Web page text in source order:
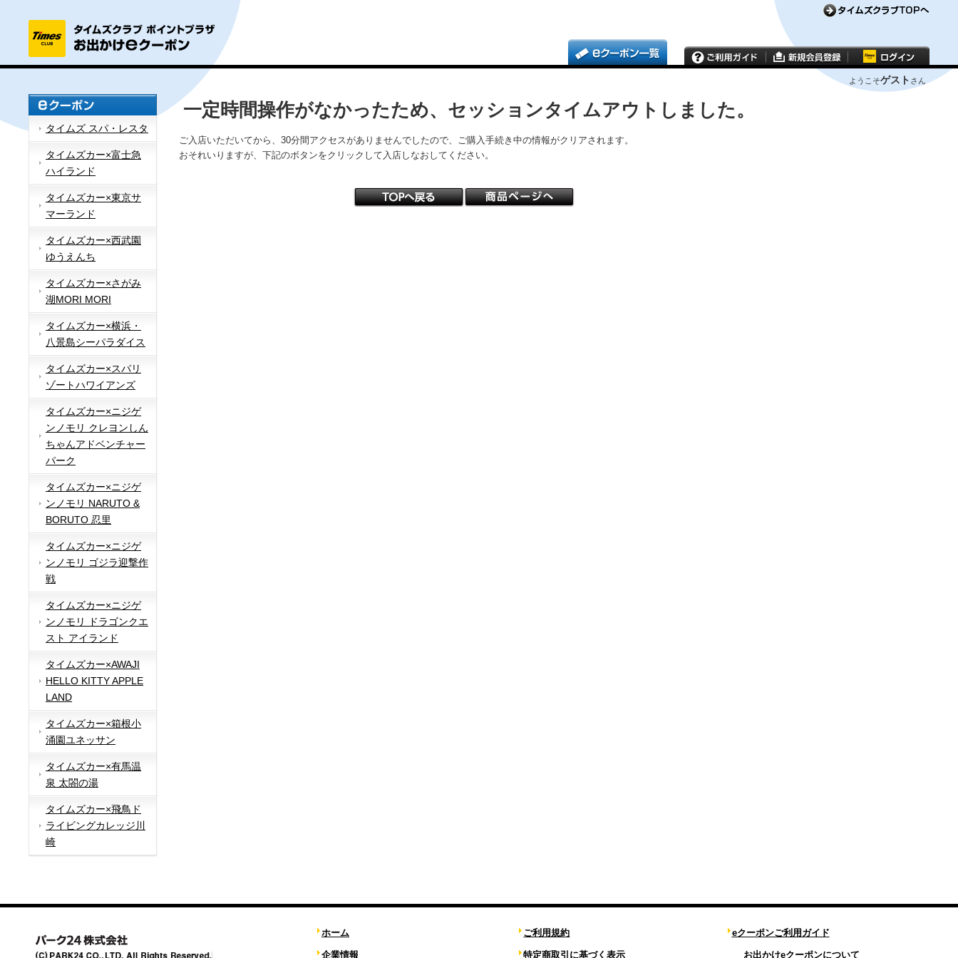
ようこそゲスト さん
タイムズ スパ・レスタ
タイムズカー×富士急
ハイランド
タイムズカー×東京サ
マーランド
タイムズカー×西武園
ゆうえんち
タイムズカー×さがみ
湖MORI MORI
タイムズカー×横浜・
八景島シーパラダイス
タイムズカー×スパリ
ゾートハワイアンズ
タイムズカー×ニジゲ
ンノモリ クレヨンしん
ちゃんアドベンチャー
パーク
タイムズカー×ニジゲ
ンノモリ NARUTO &
BORUTO 忍里
タイムズカー×ニジゲ
ンノモリ ゴジラ迎撃作
戦
タイムズカー×ニジゲ
ンノモリ ドラゴンクエ
スト アイランド
タイムズカー×AWAJI
HELLO KITTY APPLE
LAND
タイムズカー×箱根小
涌園ユネッサン
タイムズカー×有馬温
泉 太閤の湯
タイムズカー×飛鳥ド
ライビングカレッジ川
崎
一定時間操作がなかったため、セッションタイムアウトしました。
ご入店いただいてから、30分間アクセスがありませんでしたので、ご購入手続き中の情報がクリアされます。
おそれいりますが、下記のボタンをクリックして入店しなおしてください。
ホーム
企業情報
ご利用規約
特定商取引に基づく表示
eクーポンご利用ガイド
お出かけeクーポンについて